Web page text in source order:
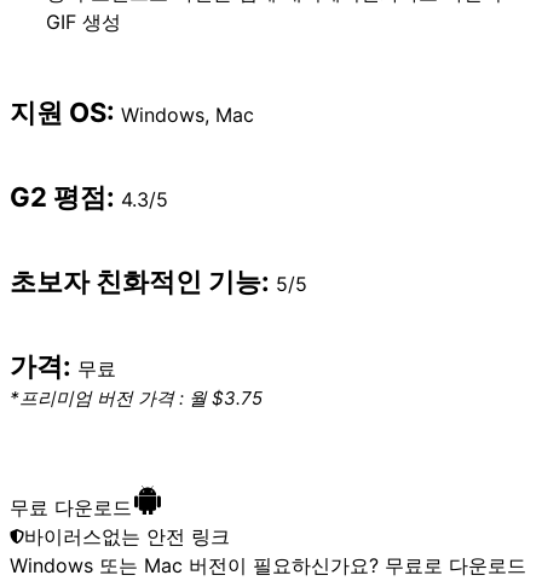
GIF 생성
지원 OS: Windows, Mac
G2 평점: 4.3/5
초보자 친화적인 기능: 5/5
가격: 무료
*프리미엄 버전 가격 : 월 $3.75
무료 다운로드
바이러스없는 안전 링크
Windows 또는 Mac 버전이 필요하신가요? 무료로 다운로드